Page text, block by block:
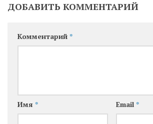
ДОБАВИТЬ КОММЕНТАРИЙ
Комментарий *
Имя * Email *